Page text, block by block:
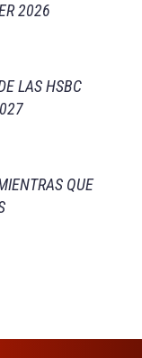
2026
LAS HSBC
QUE